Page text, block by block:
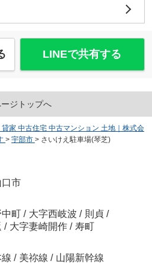
LINEで共有する
ジトップへ
家 中古住宅 中古マンション 土地｜株式会
> 宇部市 > さいけえ駐車場(琴芝)
口市
中町 / 大字西岐波 / 則貞 /
/ 大字妻崎開作 / 寿町
/ 美祢線 / 山陽新幹線